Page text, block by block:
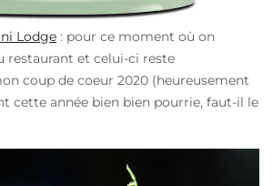
Lodge : pour ce moment où on
restaurant et celui-ci reste
coup de coeur 2020 (heureusement
cette année bien bien pourrie, faut-il le